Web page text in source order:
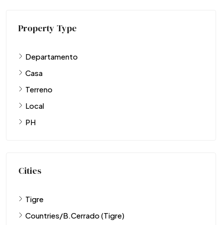
Property Type
Departamento
Casa
Terreno
Local
PH
Cities
Tigre
Countries/B.Cerrado (Tigre)